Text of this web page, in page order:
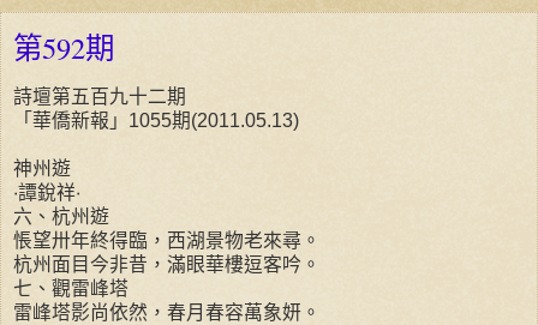
第592期
詩壇第五百九十二期
「華僑新報」1055期(2011.05.13)
神州遊
‧譚銳祥‧
六、杭州遊
悵望卅年終得臨，西湖景物老來尋。
杭州面目今非昔，滿眼華樓逗客吟。
七、觀雷峰塔
雷峰塔影尚依然，春月春容萬象妍。